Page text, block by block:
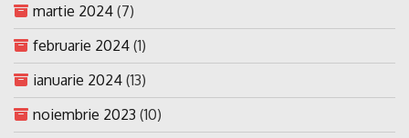
martie 2024 (7)
februarie 2024 (1)
ianuarie 2024 (13)
noiembrie 2023 (10)